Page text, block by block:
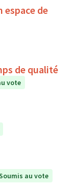
espace de
de qualité
vote
au vote